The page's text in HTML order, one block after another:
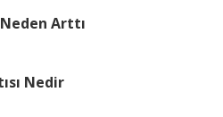
Neden Arttı
Nedir